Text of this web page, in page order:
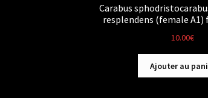
Carabus
resplendens (female A1)
10.00€
Ajouter au